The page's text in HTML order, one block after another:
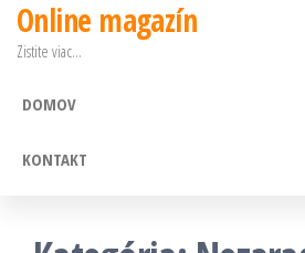
Preskočiť
obsah
Online magazín
Zistite viac…
DOMOV
KONTAKT